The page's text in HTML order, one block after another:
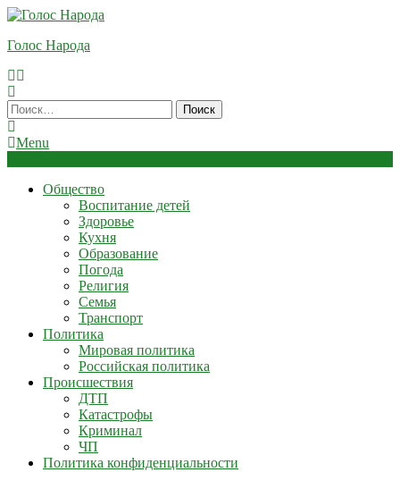
Skip
Content
Голос Народа
Найти:
Menu
Общество
Воспитание детей
Здоровье
Кухня
Образование
Погода
Религия
Семья
Транспорт
Политика
Мировая политика
Российская политика
Происшествия
ДТП
Катастрофы
Криминал
ЧП
Политика конфиденциальности